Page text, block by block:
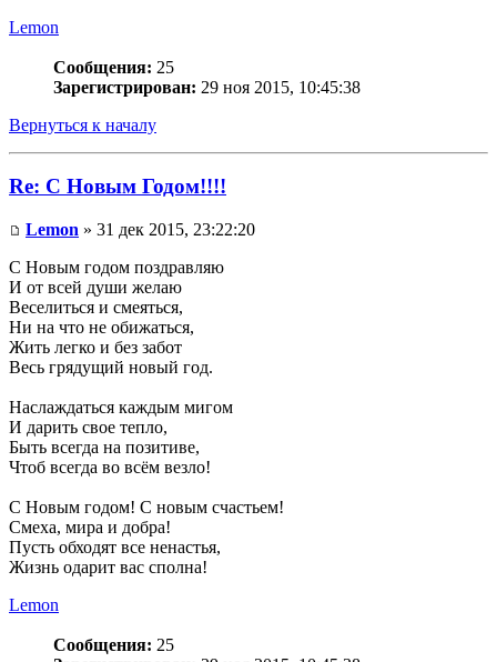
Lemon
Сообщения: 25
Зарегистрирован: 29 ноя 2015, 10:45:38
Вернуться к началу
Re: С Новым Годом!!!!
Lemon » 31 дек 2015, 23:22:20
С Новым годом поздравляю
И от всей души желаю
Веселиться и смеяться,
Ни на что не обижаться,
Жить легко и без забот
Весь грядущий новый год.
Наслаждаться каждым мигом
И дарить свое тепло,
Быть всегда на позитиве,
Чтоб всегда во всём везло!
С Новым годом! С новым счастьем!
Смеха, мира и добра!
Пусть обходят все ненастья,
Жизнь одарит вас сполна!
Lemon
Сообщения: 25